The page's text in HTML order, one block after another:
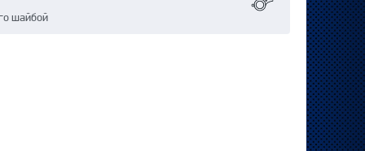
шайбой